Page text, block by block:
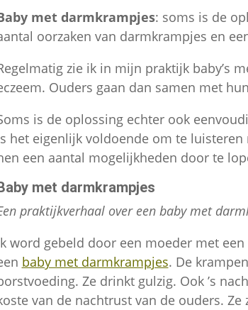
met darmkrampjes: soms is de
oorzaken van darmkrampjes en
zie ik in mijn praktijk baby’s
Ouders gaan dan samen met
is de oplossing echter ook
het eigenlijk voldoende om te
een aantal mogelijkheden door te
met darmkrampjes
praktijkverhaal over een baby met
word gebeld door een moeder met
baby met darmkrampjes. De
Ze drinkt gulzig. Ook ’s
van de nachtrust van de ouders.